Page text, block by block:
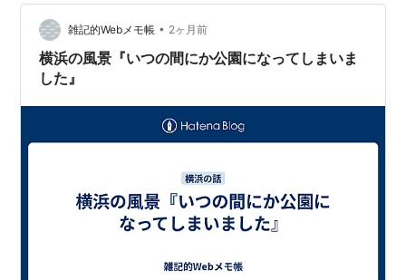
雑記的Webメモ帳 • 2ヶ月前
横浜の風景『いつの間にか公園になってしまいま
した』